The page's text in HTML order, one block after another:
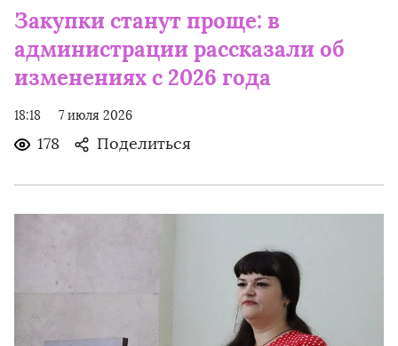
Закупки станут проще: в
администрации рассказали об
изменениях с 2026 года
18:18 7 июля 2026
178 Поделиться